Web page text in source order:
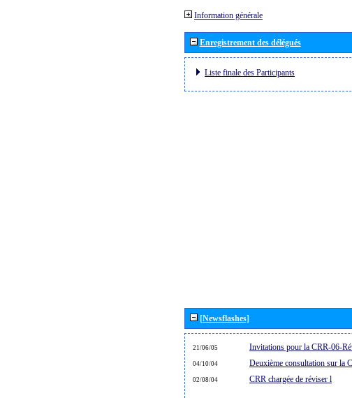
Information générale
Enregistrement des délégués
Liste finale des Participants
[Newsflashes]
21/06/05 Invitations pour la CRR-06-
04/10/04 Deuxième consultation sur la
02/08/04 CRR chargée de réviser l